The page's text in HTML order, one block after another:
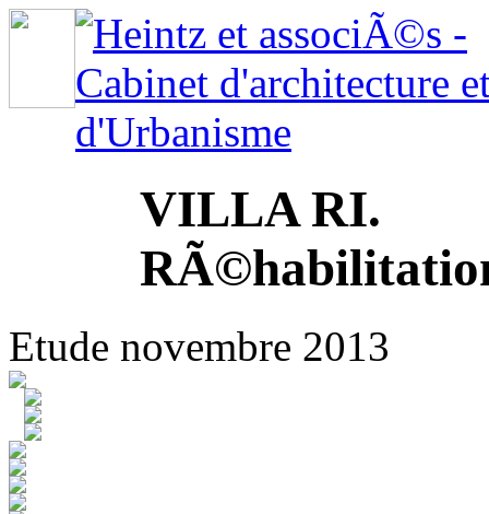
VILLA RI.
Etude novembre 2013